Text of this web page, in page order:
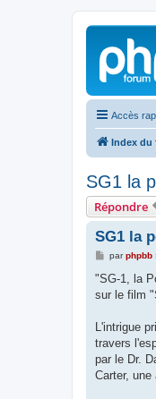
Accès
Index du
SG1 la
Répondre
SG1 la
M
s
a
parphpbb
"SG-1, la
sur le film
L'intrigue
travers
par le Dr.
Carter, une